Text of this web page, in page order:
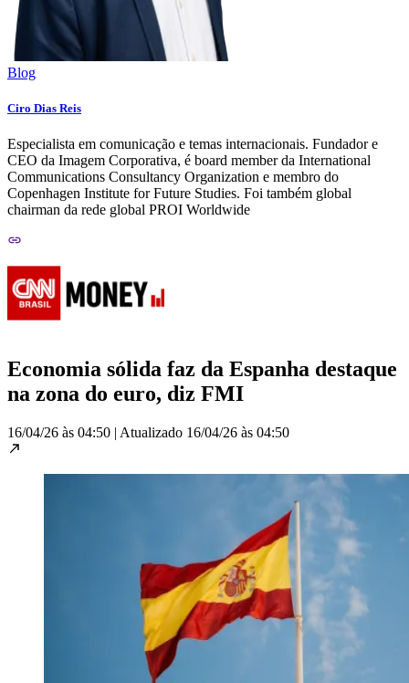
Blog
Ciro Dias Reis
Especialista em comunicação e temas internacionais. Fundador e
CEO da Imagem Corporativa, é board member da International
Communications Consultancy Organization e membro do
Copenhagen Institute for Future Studies. Foi também global
chairman da rede global PROI Worldwide
Economia sólida faz da Espanha destaque
na zona do euro, diz FMI
16/04/26 às 04:50 | Atualizado 16/04/26 às 04:50